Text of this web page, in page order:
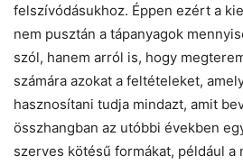
felszívódásukhoz. Éppen ezért a
nem pusztán a tápanyagok
szól, hanem arról is, hogy
számára azokat a feltételeket,
hasznosítani tudja mindazt, amit
összhangban az utóbbi években
szerves kötésű formákat, például a